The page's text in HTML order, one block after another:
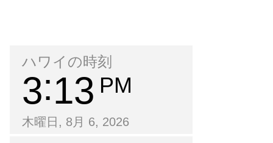
ハワイの時刻
3 13 PM
木曜日, 8月 6, 2026